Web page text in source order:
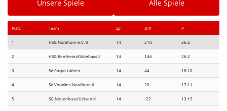
Verein/Satzung
Downloads
Kontaktformular
HSG Jobbörse
Unsere Spiele Alle Spiele
Platz Team Sp Diff P
1 HSG Nordhorn e.V. II 14 210 26:2
2 HSG Bentheim/Gildehaus II 14 146 26:2
3 SV Raspo Lathen 14 44 18:10
4 SV Vorwärts Nordhorn II 14 20 17:11
5 SG Neuenhaus/Uelsen III 14 -22 13:15